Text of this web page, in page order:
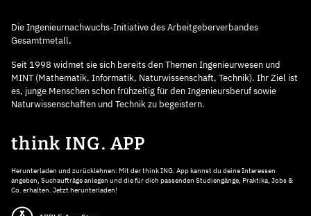
Die Ingenieurnachwuchs-Initiative des Arbeitgeberverbandes
Gesamtmetall.
Seit 1998 widmet sie sich bereits den Themen Ingenieurwesen und
MINT (Mathematik, Informatik, Naturwissenschaft, Technik). Ihr Ziel ist
es, junge Menschen schon frühzeitig für den Ingenieursberuf sowie
Naturwissenschaften und Technik zu begeistern.
think ING. APP
Herunterladen und zurücklehnen: Mit der think ING. App kannst du deine Interessen
angeben, Suchaufträge anlegen und die für dich passenden Studiengänge, Praktika, Jobs &
Co. erhalten. Jetzt herunterladen!